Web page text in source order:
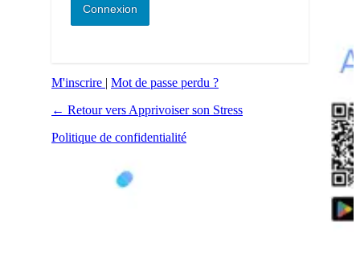
M'inscrire | Mot de passe perdu ?
← Retour vers Apprivoiser son Stress
Politique de confidentialité